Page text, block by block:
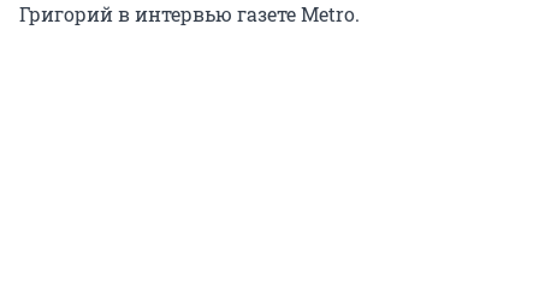
Григорий в интервью газете Metro.